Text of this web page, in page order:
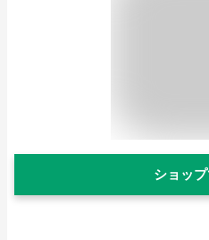
ショッ